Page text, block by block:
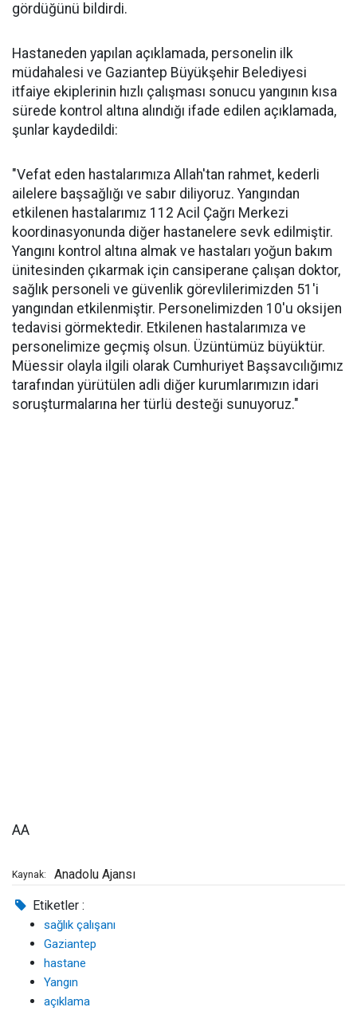
gördüğünü bildirdi.
Hastaneden yapılan açıklamada, personelin ilk
müdahalesi ve Gaziantep Büyükşehir Belediyesi
itfaiye ekiplerinin hızlı çalışması sonucu yangının kısa
sürede kontrol altına alındığı ifade edilen açıklamada,
şunlar kaydedildi:
"Vefat eden hastalarımıza Allah'tan rahmet, kederli
ailelere başsağlığı ve sabır diliyoruz. Yangından
etkilenen hastalarımız 112 Acil Çağrı Merkezi
koordinasyonunda diğer hastanelere sevk edilmiştir.
Yangını kontrol altına almak ve hastaları yoğun bakım
ünitesinden çıkarmak için cansiperane çalışan doktor,
sağlık personeli ve güvenlik görevlilerimizden 51'i
yangından etkilenmiştir. Personelimizden 10'u oksijen
tedavisi görmektedir. Etkilenen hastalarımıza ve
personelimize geçmiş olsun. Üzüntümüz büyüktür.
Müessir olayla ilgili olarak Cumhuriyet Başsavcılığımız
tarafından yürütülen adli diğer kurumlarımızın idari
soruşturmalarına her türlü desteği sunuyoruz."
AA
Kaynak: Anadolu Ajansı
Etiketler :
sağlık çalışanı
Gaziantep
hastane
Yangın
açıklama